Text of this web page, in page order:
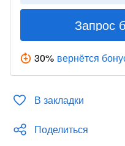
Запрос
30% вернётся
В закладки
Поделиться